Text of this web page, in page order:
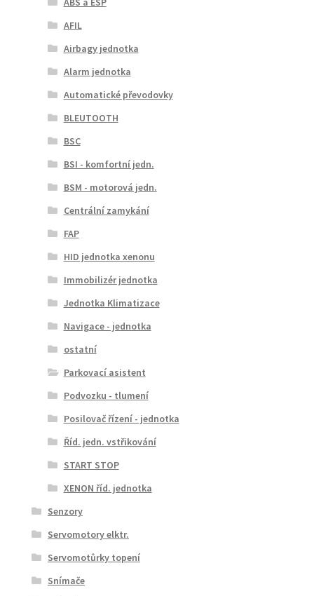
AFIL
Airbagy jednotka
Alarm jednotka
Automatické převodovky
BLEUTOOTH
BSC
BSI - komfortní jedn.
BSM - motorová jedn.
Centrální zamykání
FAP
HID jednotka xenonu
Immobilizér jednotka
Jednotka Klimatizace
Navigace - jednotka
ostatní
Parkovací asistent
Podvozku - tlumení
Posilovač řízení - jednotka
Říd. jedn. vstřikování
START STOP
XENON říd. jednotka
Senzory
Servomotory elktr.
Servomotůrky topení
Snímače